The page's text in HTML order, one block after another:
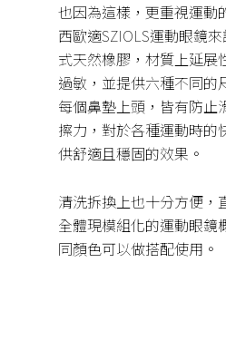
也因為這樣，更重視運動
西歐適SZIOLS運動眼鏡
式天然橡膠，材質上延展
過敏，並提供六種不同的
每個鼻墊上頭，皆有防止
擦力，對於各種運動時的
供舒適且穩固的效果。
清洗拆換上也十分方便，
全體現模組化的運動眼鏡
同顏色可以做搭配使用。